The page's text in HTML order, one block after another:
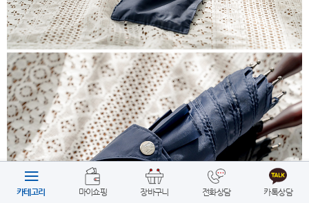
카테고리 마이쇼핑 장바구니 전화상담 카톡상담